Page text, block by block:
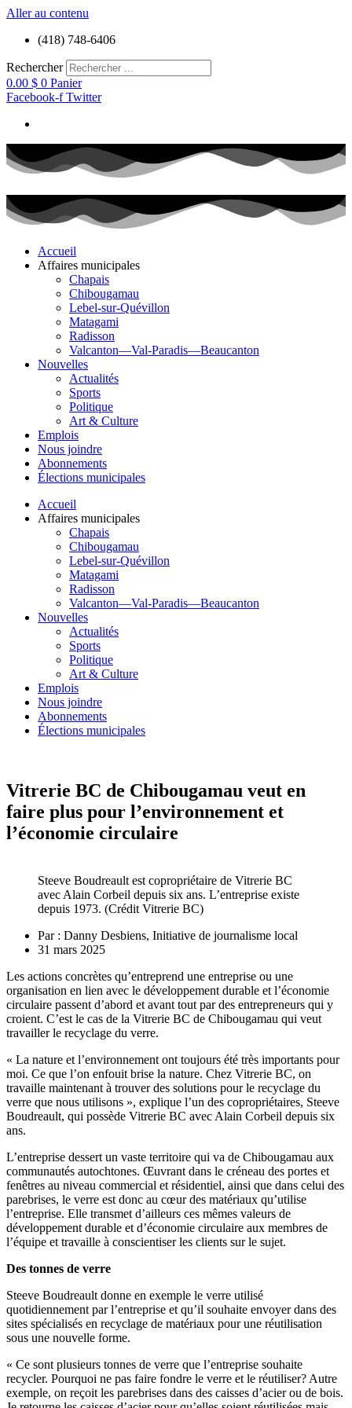
Aller au contenu
(418) 748-6406
Rechercher
0.00 $ 0 Panier
Facebook-f Twitter
Accueil
Affaires municipales
Chapais
Chibougamau
Lebel-sur-Quévillon
Matagami
Radisson
Valcanton—Val-Paradis—Beaucanton
Nouvelles
Actualités
Sports
Politique
Art & Culture
Emplois
Nous joindre
Abonnements
Élections municipales
Accueil
Affaires municipales
Chapais
Chibougamau
Lebel-sur-Quévillon
Matagami
Radisson
Valcanton—Val-Paradis—Beaucanton
Nouvelles
Actualités
Sports
Politique
Art & Culture
Emplois
Nous joindre
Abonnements
Élections municipales
Vitrerie BC de Chibougamau veut en
faire plus pour l’environnement et
l’économie circulaire
Steeve Boudreault est copropriétaire de Vitrerie BC
avec Alain Corbeil depuis six ans. L’entreprise existe
depuis 1973. (Crédit Vitrerie BC)
Par : Danny Desbiens, Initiative de journalisme local
31 mars 2025
Les actions concrètes qu’entreprend une entreprise ou une
organisation en lien avec le développement durable et l’économie
circulaire passent d’abord et avant tout par des entrepreneurs qui y
croient. C’est le cas de la Vitrerie BC de Chibougamau qui veut
travailler le recyclage du verre.
« La nature et l’environnement ont toujours été très importants pour
moi. Ce que l’on enfouit brise la nature. Chez Vitrerie BC, on
travaille maintenant à trouver des solutions pour le recyclage du
verre que nous utilisons », explique l’un des copropriétaires, Steeve
Boudreault, qui possède Vitrerie BC avec Alain Corbeil depuis six
ans.
L’entreprise dessert un vaste territoire qui va de Chibougamau aux
communautés autochtones. Œuvrant dans le créneau des portes et
fenêtres au niveau commercial et résidentiel, ainsi que dans celui des
parebrises, le verre est donc au cœur des matériaux qu’utilise
l’entreprise. Elle transmet d’ailleurs ces mêmes valeurs de
développement durable et d’économie circulaire aux membres de
l’équipe et travaille à conscientiser les clients sur le sujet.
Des tonnes de verre
Steeve Boudreault donne en exemple le verre utilisé
quotidiennement par l’entreprise et qu’il souhaite envoyer dans des
sites spécialisés en recyclage de matériaux pour une réutilisation
sous une nouvelle forme.
« Ce sont plusieurs tonnes de verre que l’entreprise souhaite
recycler. Pourquoi ne pas faire fondre le verre et le réutiliser? Autre
exemple, on reçoit les parebrises dans des caisses d’acier ou de bois.